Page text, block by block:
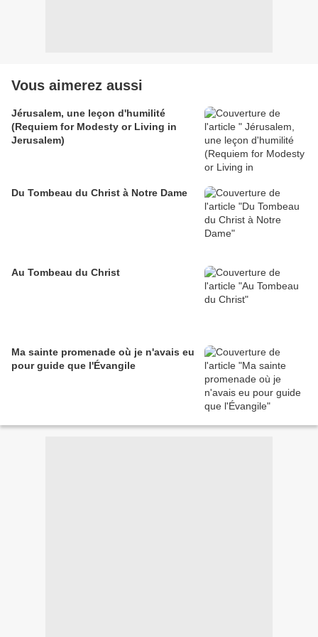
Vous aimerez aussi
Jérusalem, une leçon d'humilité
(Requiem for Modesty or Living in
Jerusalem)
Du Tombeau du Christ à Notre Dame
Au Tombeau du Christ
Ma sainte promenade où je n'avais eu
pour guide que l'Évangile